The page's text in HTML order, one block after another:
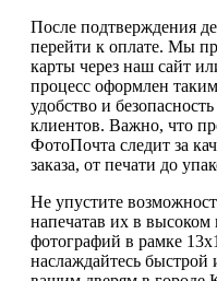
После подтверждения
перейти к оплате. Мы
карты через наш сайт
процесс оформлен
удобство и
клиентов. Важно, что
ФотоПочта следит за
заказа, от печати до
Не упустите
напечатав их в высоком
фотографий в рамке
наслаждайтесь быстрой